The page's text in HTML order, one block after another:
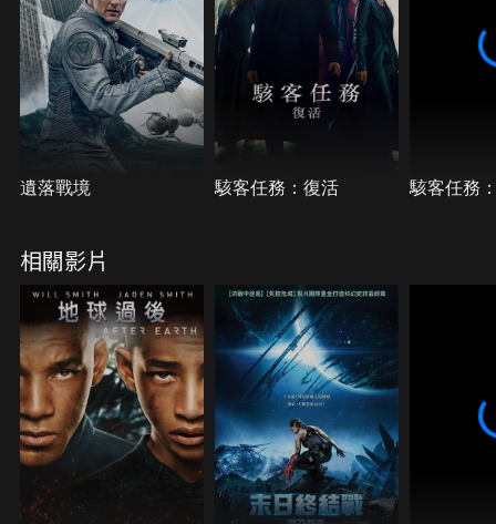
遺落戰境 駭客任務：復活 駭客任務
相關影片